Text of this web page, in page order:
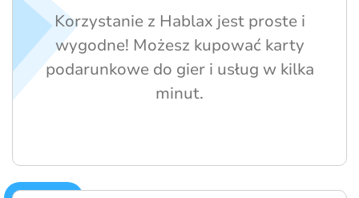
Korzystanie z Hablax jest proste i
wygodne! Możesz kupować karty
podarunkowe do gier i usług w kilka
minut.